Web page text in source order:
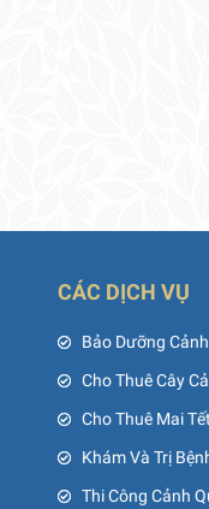
CÁC DỊCH VỤ
Bảo Dưỡng
Cho Thuê Cây
Cho Thuê Mai Tết
Khám Và Trị
Thi Công Cảnh